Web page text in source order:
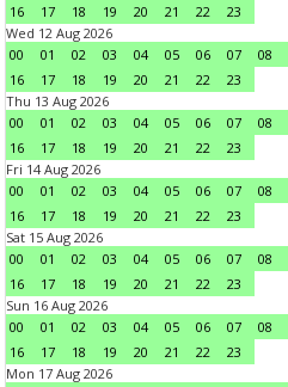
16
17 18 19 20 21 22
23
Wed 12 Aug 2026
00
01 02 03 04 05 06 07 08
16
17 18 19 20 21 22
23
Thu 13 Aug 2026
00
01 02 03 04 05 06 07 08
16
17 18 19 20 21 22
23
Fri 14 Aug 2026
00
01 02 03 04 05 06 07 08
16
17 18 19 20 21 22
23
Sat 15 Aug 2026
00
01 02 03 04 05 06 07 08
16
17 18 19 20 21 22
23
Sun 16 Aug 2026
00
01 02 03 04 05 06 07 08
16
17 18 19 20 21 22
23
Mon 17 Aug 2026